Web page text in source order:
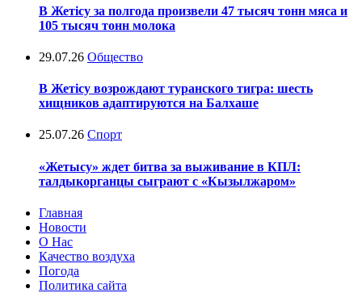
В Жетісу за полгода произвели 47 тысяч тонн мяса и
105 тысяч тонн молока
29.07.26 Общество
В Жетісу возрождают туранского тигра: шесть
хищников адаптируются на Балхаше
25.07.26 Спорт
«Жетысу» ждет битва за выживание в КПЛ:
талдыкорганцы сыграют с «Кызылжаром»
Главная
Новости
О Нас
Качество воздуха
Погода
Политика сайта